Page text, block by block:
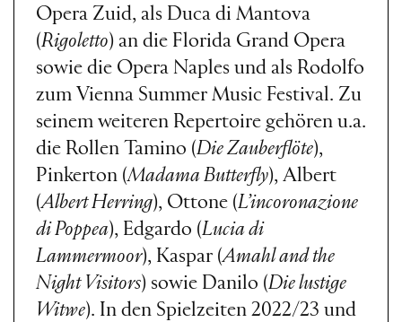
Opera Zuid, als Duca di Mantova
(Rigoletto) an die Florida Grand Opera
sowie die Opera Naples und als Rodolfo
zum Vienna Summer Music Festival. Zu
seinem weiteren Repertoire gehören u.a.
die Rollen Tamino (Die Zauberflöte),
Pinkerton (Madama Butterfly), Albert
(Albert Herring), Ottone (L’incoronazione
di Poppea), Edgardo (Lucia di
Lammermoor), Kaspar (Amahl and the
Night Visitors) sowie Danilo (Die lustige
Witwe). In den Spielzeiten 2022/23 und